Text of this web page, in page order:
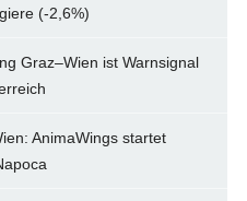
(-2,6%)
Graz–Wien ist Warnsignal
AnimaWings startet